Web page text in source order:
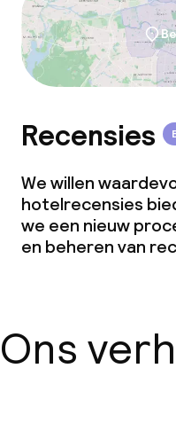
dan de 5 kg)
Recensies
We willen
hotelrecensies
we een nieuw
en beheren van
Ons